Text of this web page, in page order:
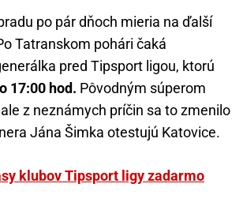
po pár dňoch mieria na ďalší
Tatranskom pohári čaká
pred Tipsport ligou, ktorú
17:00 hod. Pôvodným súperom
z neznámych príčin sa to zmenilo
Jána Šimka otestujú Katovice.
klubov Tipsport ligy zadarmo